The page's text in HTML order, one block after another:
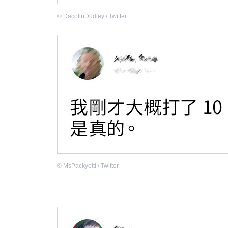
© DacolinDudley / Twitter
© MsPackyetti / Twitter